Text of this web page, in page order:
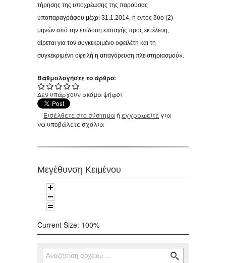
τήρησης της υποχρέωσης της παρούσας
υποπαραγράφου μέχρι 31.1.2014, ή εντός δύο (2)
μηνών από την επίδοση επιταγής προς εκτέλεση,
αίρεται για τον συγκεκριμένο οφειλέτη και τη
συγκεκριμένη οφειλή η απαγόρευση πλειστηριασμού».
Βαθμολογήστε το άρθρο:
Δεν υπάρχουν ακόμα ψήφοι
Εισέλθετε στο σύστημαή εγγραφείτε για
να υποβάλετε σχόλια
Μεγέθυνση Κειμένου
Current Size: 100%
Φόρμα αναζήτησης
Αναζήτηση